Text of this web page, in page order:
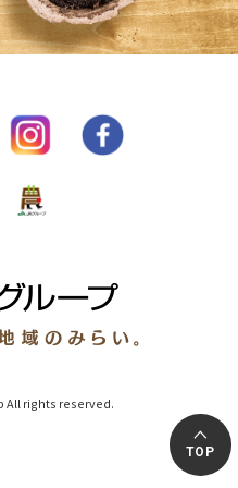
All rights reserved.
TOP